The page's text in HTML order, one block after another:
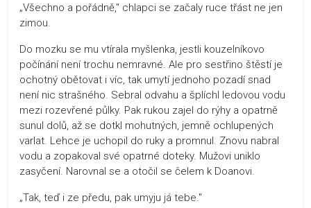
„Všechno a pořádně," chlapci se začaly ruce třást ne jen
zimou.
Do mozku se mu vtírala myšlenka, jestli kouzelníkovo
počínání není trochu nemravné. Ale pro sestřino štěstí je
ochotný obětovat i víc, tak umytí jednoho pozadí snad
není nic strašného. Sebral odvahu a šplíchl ledovou vodu
mezi rozevřené půlky. Pak rukou zajel do rýhy a opatrně
sunul dolů, až se dotkl mohutných, jemně ochlupených
varlat. Lehce je uchopil do ruky a promnul. Znovu nabral
vodu a zopakoval své opatrné doteky. Mužovi uniklo
zasyčení. Narovnal se a otočil se čelem k Doanovi.
„Tak, teď i ze předu, pak umyju já tebe."